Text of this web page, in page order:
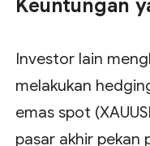
Keuntungan
Investor lain
melakukan
emas spot
pasar akhir pekan